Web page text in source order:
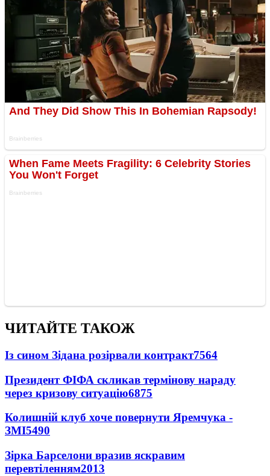
ЧИТАЙТЕ ТАКОЖ
Із сином Зідана розірвали контракт7564
Президент ФІФА скликав термінову нараду
через кризову ситуацію6875
Колишній клуб хоче повернути Яремчука -
ЗМІ5490
Зірка Барселони вразив яскравим
перевтіленням2013